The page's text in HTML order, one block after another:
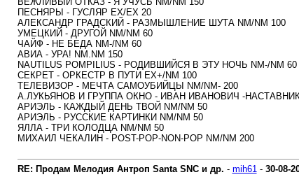
ПЕСНЯРЫ - ГУСЛЯР EX/EX 20
АЛЕКСАНДР ГРАДСКИЙ - РАЗМЫШЛЕНИЕ ШУТА NM/NM 100
УМЕЦКИЙ - ДРУГОЙ NM/NM 60
ЧАЙФ - НЕ БЕДА NM-/NM 60
АВИА - УРА! NM.NM 150
NAUTILUS POMPILIUS - РОДИВШИЙСЯ В ЭТУ НОЧЬ NM-/NM 60
СЕКРЕТ - ОРКЕСТР В ПУТИ EX+/NM 100
ТЕЛЕВИЗОР - МЕЧТА САМОУБИЙЦЫ NM/NM- 200
А.ЛУКЬЯНОВ И ГРУППА ОКНО - ИВАН ИВАНОВИЧ -
АРИЭЛЬ - КАЖДЫЙ ДЕНЬ ТВОЙ NM/NM 50
АРИЭЛЬ - РУССКИЕ КАРТИНКИ NM/NM 50
ЯЛЛА - ТРИ КОЛОДЦА NM/NM 50
МИХАИЛ ЧЕКАЛИН - POST-POP-NON-POP NM/NM 200
RE: Продам Мелодия Антроп Santa SNC и др. - mih61- 30-08-